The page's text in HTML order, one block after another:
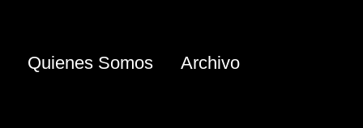
Quienes Somos Archivo